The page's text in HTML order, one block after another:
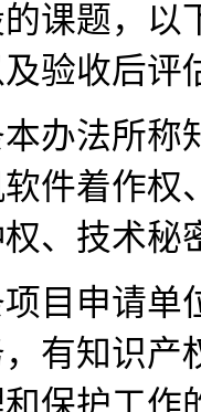
课题，以
验收后评
法所称
件着作权
、技术秘
申请单
有知识产